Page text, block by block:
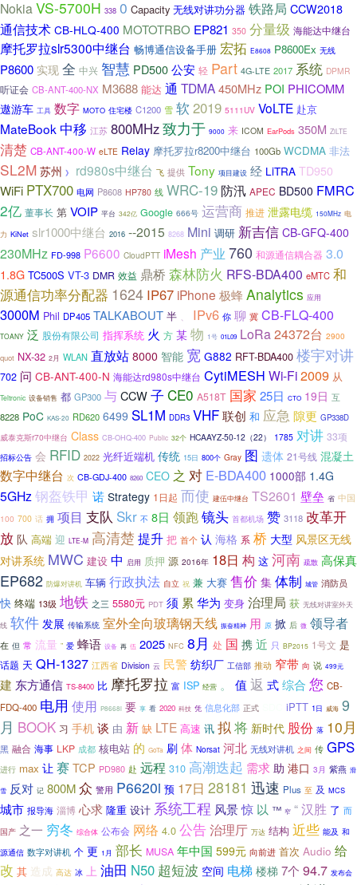
NokiaVS-5700H 338 0 Capacity 无线对讲功分器 铁路局 CCW2018
通信技术 CB-HLQ-400 MOTOTRBO EP821 350 分量级 海能达中继台
摩托罗拉slr5300中继台 畅博通信设备手册 宏拓 E8608 P8600Ex 无线
P8600 实现 全 中兴 智慧 PD500公安 轻 Part 4G-LTE 2017 系统 DPMR
听证会 CB-ANT-400-NX M3688 能达 通 TDMA450MHz POI PHICOMM
遨游车 工具 数字 MOTO 住宅楼 C1200 雪 软 2019 5111UV VoLTE 赴京
MateBook 中移 江苏 800MHz致力于 9000 来 ICOM EarPods 350M ZiLTE
清楚 CB-ANT-400-W eLTE Relay 摩托罗拉r8200中继台 100Gb WCDMA 非法
SL2M 苏州 》 rd980s中继台 飞 提供 Tony 项目建设 经 LiTRA TD950
WiFi PTX700 电网 P8608 HP780 线 WRC-19 防汛 APEC BD500 FMRC
2亿 董事长 第 VOIP 平台 342亿 Google 666号 运营商 推进 泄露电缆 150MHz 电
力 KiNet slr1000中继台 2016 --2015 8268 Mini 调研 新吉信 CB-GFQ-400
230MHz FD-998 P6600 CloudPTT iMesh 产业 760 和源通信耦合器 3.0
1.8G TC500S VT-3 DMR 效益 鼎桥 森林防火 RFS-BDA400 eMTC 和
源通信功率分配器 1624 IP67 iPhone 极蜂 Analytics 应用
3000M Phil DP405 TALKABOUT 半 IPv6 你 聊 冀 CB-FLQ-400
TOANY 泛 股份有限公司 指挥系统 火 方 某 物 1号 01L09 LoRa24372台 2900
quot NX-32 2月 WLAN 直放站 8000 智能 宽 G882 RFT-BDA400 楼宇对讲
702 问 CB-ANT-400-N 海能达rd980s中继台 CytiMESH Wi-Fi2009 从
Teltronic 设备销售 都 GP300 与CCW子 CE0 A518T 国家 25日 CTO 19日 互
8228 PoC KAS-20 RD620 6499 SL1M DDR3 VHF联创 和 应急 隙更 GP338D
威泰克斯r70中继台 Class CB-OHQ-400 Public 32个 HCAAYZ-50-12（22） 1785 对讲 33项
招标公告 会 RFID 2022 光纤近端机 传统 15日 800个 Gray 图 遗体 21号线 混凝土
数字中继台 次 CB-GDJ-400 8260 CEO 之 对 E-BDA400 1000部 1.4G
5GHz 钢盔铁甲 诺 Strategy 1日起 而使 建伍中继台 TS2601 壁垒 省 中国
100 700 话 拥 项目 支队 Skr 不 8日 领跑镜头 首都机场 赞 3118 改革开
放 队 高端 迎 LTE-M 高清楚 提升 把 首个 认 海格 系 桥 大型 风景区无线
对讲系统 MWC 建设 中 启用 质押 源 2016年 18日 构 这 河南 疏散 高保真
EP682 防爆对讲机 车辆 行政执法 自立 祝 兼 大赛 售价 集 体制 城管 消防员
快 终端 13级 地铁 之三 5580元 PDT 须 累 华为 变身 治理局 获 无线对讲室外天
线 软件 发展 传输系统 室外全向玻璃钢天线 振奋精神 用 原 掀 后 微 领导者
在 但 常 流量 ” 爱 蜂语 设备 再 伍 2025 NFC 8月 处 国 携 近 只 BP2015 1号文 是
话题 天 QH-1327 江西省 Division 云 民警 纺织厂 工信部 推动 窄带 向 说 499元
建 东方通信 TS-8400 比 摩托罗拉 富 ISP 经营 。 值 返 式综合 您 CB-
FDQ-400 电用 使用 P8668i 要 享 看 2020 科技 凭 信息化部 正式 iPTT 1日 威海 9
月 BOOK 习 手机 谈 由 新 缺 LTE 高速 讯 拟将 新时代 股份 落 10月
黑 融合 海事 LKP 成都 核电站 的 GoTa 刷 体 Norsat 河北 无线对讲机 之间 传 GPS
进行 max 让 赛 TCP PD980 赴 远程 310 高潮迭起 需求 助 港口 3月 紫燕 滑
雪 反对 记 800M众 警用 P6620i 预 17日 28181 迅速 Plus 至 及 MCS
城市 报导海 淄博 心求 隆重 设计 系统工程 风景惊 以 ™ 窄 “汉胜 了 而
国产 之一 穷冬 综合体 公布会 网络 4.0 公告治理厅 万达 结构 近些 能及 和
源通信 数字对讲机 个 更 1月 部长 MUSA 年中国 599元 向前进 首次 Audio 给
改 其 造成 高达 冰 上 油田 N50 超短波 空间 电梯楼梯7个 94.7 发布会